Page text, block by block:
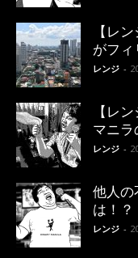
【レ
がフィ
レンジ -
【レ
マニラ
レンジ -
他人の
は！？
レンジ -